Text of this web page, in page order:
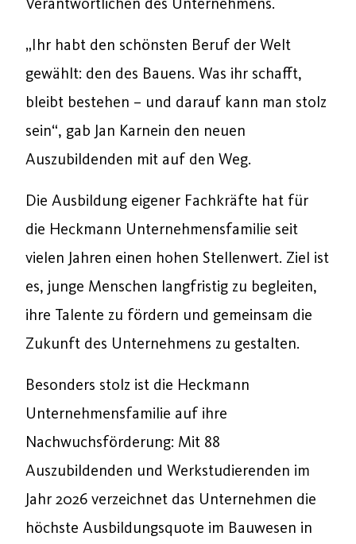
„Ihr habt den schönsten Beruf der Welt
gewählt: den des Bauens. Was ihr schafft,
bleibt bestehen – und darauf kann man stolz
sein“, gab Jan Karnein den neuen
Auszubildenden mit auf den Weg.
Die Ausbildung eigener Fachkräfte hat für
die Heckmann Unternehmensfamilie seit
vielen Jahren einen hohen Stellenwert. Ziel ist
es, junge Menschen langfristig zu begleiten,
ihre Talente zu fördern und gemeinsam die
Zukunft des Unternehmens zu gestalten.
Besonders stolz ist die Heckmann
Unternehmensfamilie auf ihre
Nachwuchsförderung: Mit 88
Auszubildenden und Werkstudierenden im
Jahr 2026 verzeichnet das Unternehmen die
höchste Ausbildungsquote im Bauwesen in